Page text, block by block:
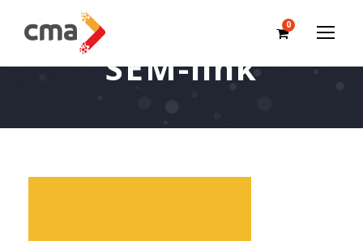
0
SEM-link